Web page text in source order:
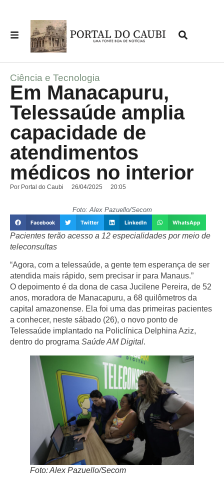
Ciência e Tecnologia
Em Manacapuru,
Telessaúde amplia
capacidade de
atendimentos
médicos no interior
Por Portal do Caubi 26/04/2025 20:05
Foto: Alex Pazuello/Secom
Facebook Twitter LinkedIn WhatsApp
Pacientes terão acesso a 12 especialidades por meio de
teleconsultas
“Agora, com a telessaúde, a gente tem esperança de ser
atendida mais rápido, sem precisar ir para Manaus.”
O depoimento é da dona de casa Jucilene Pereira, de 52
anos, moradora de Manacapuru, a 68 quilômetros da
capital amazonense. Ela foi uma das primeiras pacientes
a conhecer, neste sábado (26), o novo ponto de
Telessaúde implantado na Policlínica Delphina Aziz,
dentro do programa Saúde AM Digital.
Foto: Alex Pazuello/Secom